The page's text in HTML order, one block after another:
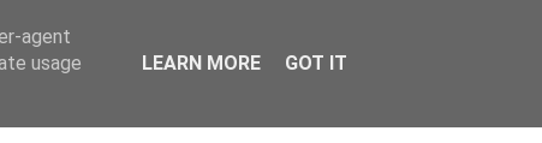
agent
usage
LEARN MORE GOT IT